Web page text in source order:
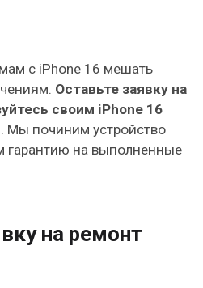
с iPhone 16 мешать
Оставьте заявку на
своим iPhone 16
. Мы починим устройство
гарантию на выполненные
на ремонт